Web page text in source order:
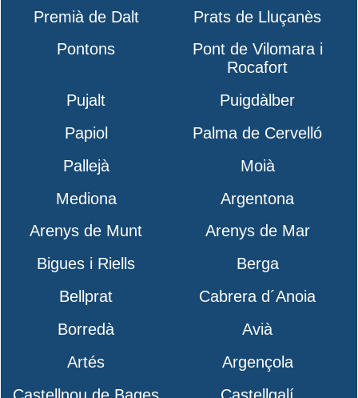
Premià de Dalt
Prats de Lluçanès
Pontons
Pont de Vilomara i
Rocafort
Pujalt
Puigdàlber
Papiol
Palma de Cervelló
Pallejà
Moià
Mediona
Argentona
Arenys de Munt
Arenys de Mar
Bigues i Riells
Berga
Bellprat
Cabrera d´Anoia
Borredà
Avià
Artés
Argençola
Castellnou de Bages
Castellgalí